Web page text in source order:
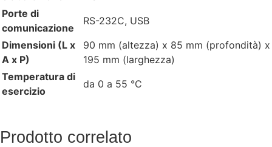
Porte di
comunicazione
RS-232C, USB
Dimensioni (L x
A x P)
90 mm (altezza) x 85 mm (profondità) x
195 mm (larghezza)
Temperatura di
esercizio
da 0 a 55 °C
Prodotto correlato